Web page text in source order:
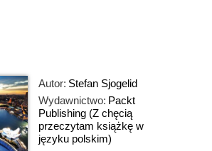
Autor: Stefan Sjogelid
Wydawnictwo: Packt
Publishing (Z chęcią
przeczytam książkę w
języku polskim)